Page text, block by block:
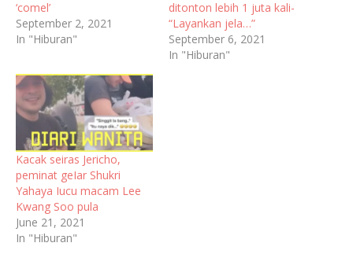
‘comel’
September 2, 2021
In "Hiburan"
ditonton lebih 1 juta kali-
“Layankan jela…”
September 6, 2021
In "Hiburan"
Kacak seiras Jericho,
peminat geIar Shukri
Yahaya Iucu macam Lee
Kwang Soo pula
June 21, 2021
In "Hiburan"